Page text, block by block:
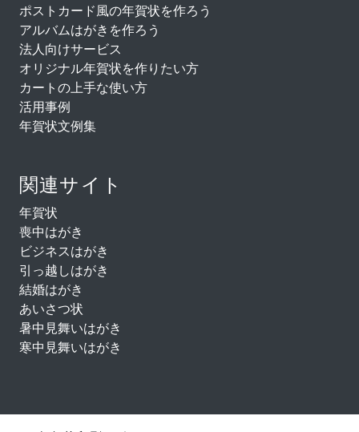
ポストカード風の年賀状を作ろう
アルバムはがきを作ろう
法人向けサービス
オリジナル年賀状を作りたい方
カートの上手な使い方
活用事例
年賀状文例集
関連サイト
年賀状
喪中はがき
ビジネスはがき
引っ越しはがき
結婚はがき
あいさつ状
暑中見舞いはがき
寒中見舞いはがき